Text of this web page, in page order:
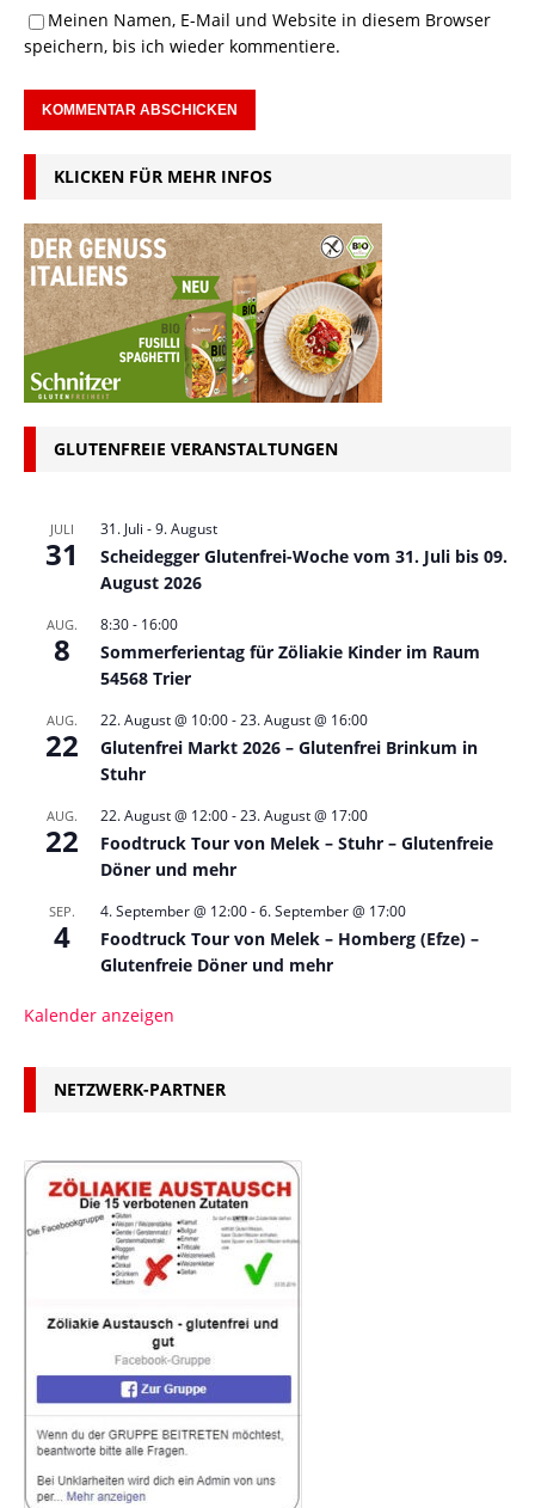
Meinen Namen, E-Mail und Website in diesem Browser
speichern, bis ich wieder kommentiere.
KLICKEN FÜR MEHR INFOS
GLUTENFREIE VERANSTALTUNGEN
JULI
31
31. Juli -9. August
Scheidegger Glutenfrei-Woche vom 31. Juli bis 09.
August 2026
AUG.
8
8:30- 16:00
Sommerferientag für Zöliakie Kinder im Raum
54568 Trier
AUG.
22
22. August @ 10:00-23. August @ 16:00
Glutenfrei Markt 2026 – Glutenfrei Brinkum in
Stuhr
AUG.
22
22. August @ 12:00-23. August @ 17:00
Foodtruck Tour von Melek – Stuhr – Glutenfreie
Döner und mehr
SEP.
4
4. September @ 12:00-6. September @ 17:00
Foodtruck Tour von Melek – Homberg (Efze) –
Glutenfreie Döner und mehr
Kalender anzeigen
NETZWERK-PARTNER